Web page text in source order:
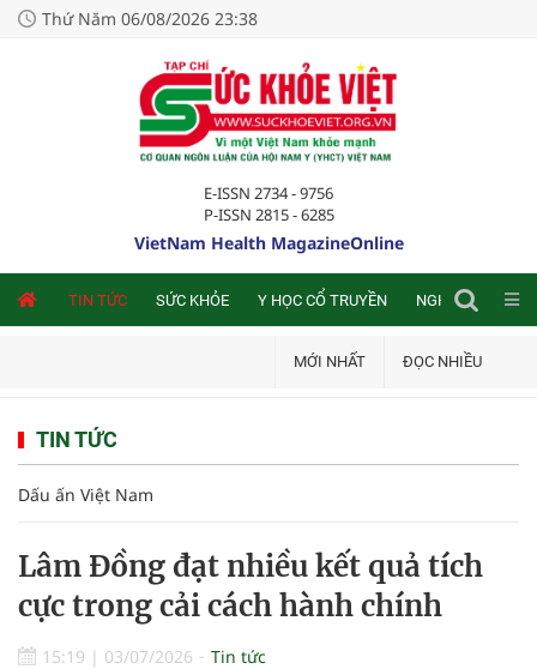
Thứ Năm 06/08/2026 23:38
E-ISSN 2734 - 9756
P-ISSN 2815 - 6285
VietNam Health MagazineOnline
TIN TỨC SỨC KHỎE Y HỌC CỔ TRUYỀN NGHIÊN CỨU
MỚI NHẤT ĐỌC NHIỀU
TIN TỨC
Dấu ấn Việt Nam
Lâm Đồng đạt nhiều kết quả tích
cực trong cải cách hành chính
15:19 | 03/07/2026 Tin tức